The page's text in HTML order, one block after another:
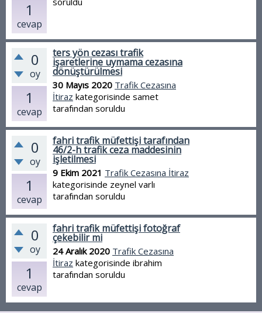
1
cevap
0
oy
1
cevap
ters yön cezası trafik
işaretlerine uymama cezasına
dönüştürülmesi
30 Mayıs 2020 Trafik Cezasına
İtiraz kategorisinde samet
tarafından soruldu
0
oy
1
cevap
fahri trafik müfettişi tarafından
46/2-h trafik ceza maddesinin
işletilmesi
9 Ekim 2021 Trafik Cezasına İtiraz
kategorisinde zeynel varlı
tarafından soruldu
0
oy
1
cevap
fahri trafik müfettişi fotoğraf
çekebilir mi
24 Aralık 2020 Trafik Cezasına
İtiraz kategorisinde ibrahim
tarafından soruldu